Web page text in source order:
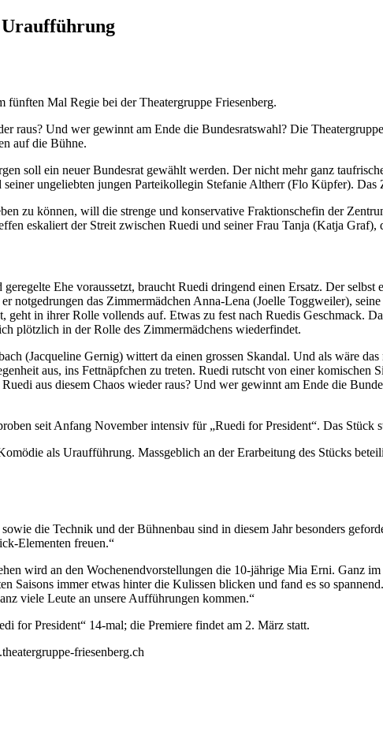
Uraufführung
Mal Regie bei der Theatergruppe Friesenberg.
raus? Und wer gewinnt am Ende die Bundesratswahl? Die
auf die Bühne.
soll ein neuer Bundesrat gewählt werden. Der nicht mehr ganz
ungeliebten jungen Parteikollegin Stefanie Altherr (Flo Küpfer). Das
zu können, will die strenge und konservative Fraktionschefin der
eskaliert der Streit zwischen Ruedi und seiner Frau Tanja (Katja Graf),
Ehe voraussetzt, braucht Ruedi dringend einen Ersatz. Der
notgedrungen das Zimmermädchen Anna-Lena (Joelle Toggweiler),
geht in ihrer Rolle vollends auf. Etwas zu fest nach Ruedis Geschmack.
plötzlich in der Rolle des Zimmermädchens wiederfindet.
(Jacqueline Gernig) wittert da einen grossen Skandal. Und als wäre
aus, ins Fettnäpfchen zu treten. Ruedi rutscht von einer
aus diesem Chaos wieder raus? Und wer gewinnt am Ende die
seit Anfang November intensiv für „Ruedi for President“. Das Stück
als Uraufführung. Massgeblich an der Erarbeitung des Stücks
die Technik und der Bühnenbau sind in diesem Jahr besonders
Elementen freuen.“
wird an den Wochenendvorstellungen die 10-jährige Mia Erni. Ganz
Saisons immer etwas hinter die Kulissen blicken und fand es so
viele Leute an unsere Aufführungen kommen.“
for President“ 14-mal; die Premiere findet am 2. März statt.
friesenberg.ch